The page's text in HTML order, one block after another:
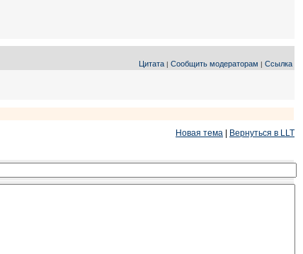
Цитата | Сообщить модераторам | Ссылка
Новая тема Вернуться в LLT